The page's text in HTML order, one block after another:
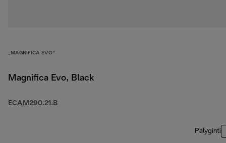
„MAGNIFICA EVO“
Magnifica Evo, Black
ECAM290.21.B
Palyginti